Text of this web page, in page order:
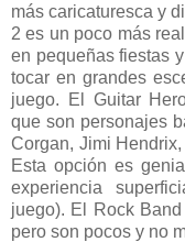
más caricaturesca y
2 es un poco más
en pequeñas fiestas
tocar en grandes
juego. El Guitar
que son personajes
Corgan, Jimi
Esta opción es
experiencia
juego). El Rock
pero son pocos y no